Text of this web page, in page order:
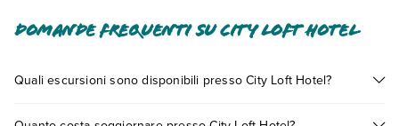
Domande frequenti su City Loft Hotel
Quali escursioni sono disponibili presso City Loft Hotel?